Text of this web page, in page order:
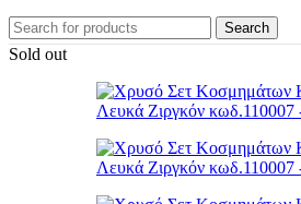
Search
Sold out